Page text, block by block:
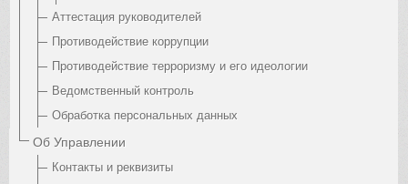
Аттестация руководителей
Противодействие коррупции
Противодействие терроризму и его идеологии
Ведомственный контроль
Обработка персональных данных
Об Управлении
Контакты и реквизиты